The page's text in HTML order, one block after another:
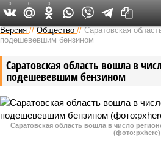
Версия в Саратове
Версия //Общество //Саратовская
подешевевшим бензином
Саратовская область вошла в
подешевевшим бензином
Саратовская область вошла в число
(фото:pxhere)
0 0 0